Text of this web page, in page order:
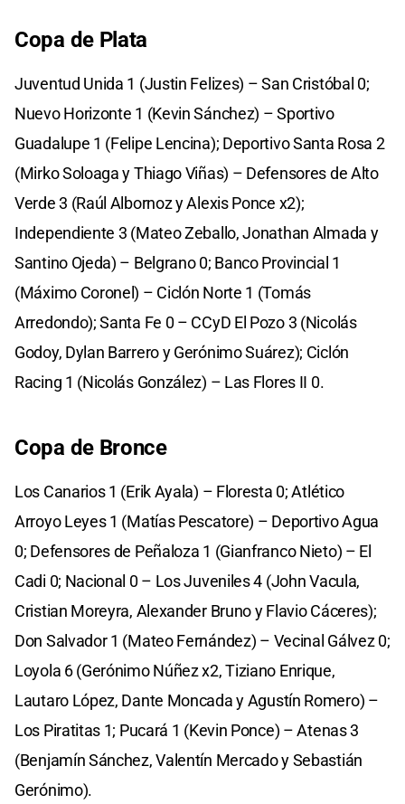
Copa de Plata
Juventud Unida 1 (Justin Felizes) – San Cristóbal 0;
Nuevo Horizonte 1 (Kevin Sánchez) – Sportivo
Guadalupe 1 (Felipe Lencina); Deportivo Santa Rosa 2
(Mirko Soloaga y Thiago Viñas) – Defensores de Alto
Verde 3 (Raúl Albornoz y Alexis Ponce x2);
Independiente 3 (Mateo Zeballo, Jonathan Almada y
Santino Ojeda) – Belgrano 0; Banco Provincial 1
(Máximo Coronel) – Ciclón Norte 1 (Tomás
Arredondo); Santa Fe 0 – CCyD El Pozo 3 (Nicolás
Godoy, Dylan Barrero y Gerónimo Suárez); Ciclón
Racing 1 (Nicolás González) – Las Flores II 0.
Copa de Bronce
Los Canarios 1 (Erik Ayala) – Floresta 0; Atlético
Arroyo Leyes 1 (Matías Pescatore) – Deportivo Agua
0; Defensores de Peñaloza 1 (Gianfranco Nieto) – El
Cadi 0; Nacional 0 – Los Juveniles 4 (John Vacula,
Cristian Moreyra, Alexander Bruno y Flavio Cáceres);
Don Salvador 1 (Mateo Fernández) – Vecinal Gálvez 0;
Loyola 6 (Gerónimo Núñez x2, Tiziano Enrique,
Lautaro López, Dante Moncada y Agustín Romero) –
Los Piratitas 1; Pucará 1 (Kevin Ponce) – Atenas 3
(Benjamín Sánchez, Valentín Mercado y Sebastián
Gerónimo).